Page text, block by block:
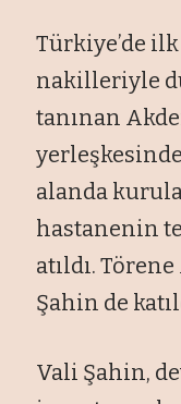
Türkiye’de
nakilleriyle
tanınan
alanda
hastanenin
atıldı.
Şahin de
Vali Şahin,